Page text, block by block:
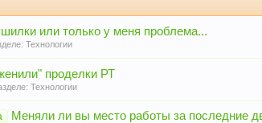
или только у меня проблема...
Технологии
проделки РТ
Технологии
Меняли ли вы место работы за последние